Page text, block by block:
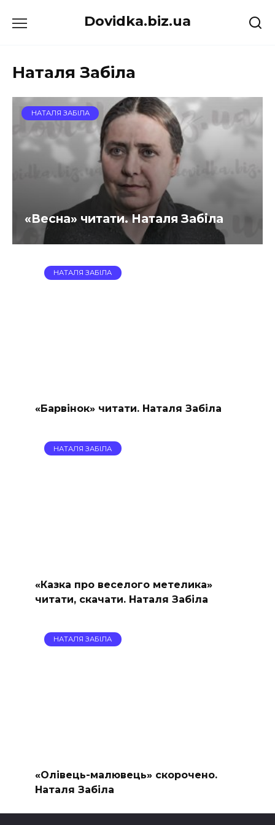
до
Dovidka.biz.ua
Наталя Забіла
НАТАЛЯ ЗАБІЛА
«Весна» читати. Наталя Забіла
НАТАЛЯ ЗАБІЛА
«Барвінок» читати. Наталя Забіла
НАТАЛЯ ЗАБІЛА
«Казка про веселого метелика»
читати, скачати. Наталя Забіла
НАТАЛЯ ЗАБІЛА
«Олівець-малювець» скорочено.
Наталя Забіла